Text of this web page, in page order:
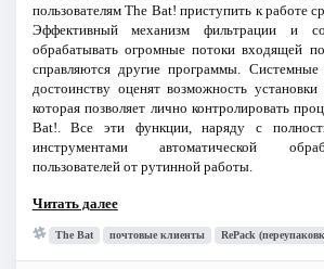
пользователям The Bat! приступить к работе
Эффективный механизм фильтрации и
обрабатывать огромные потоки входящей
справляются другие программы.
достоинству оценят возможность
которая позволяет лично контролировать
Bat!. Все эти функции, наряду с
инструментами автоматической
пользователей от рутинной работы.
Читать далее
The Bat почтовые клиенты RePack